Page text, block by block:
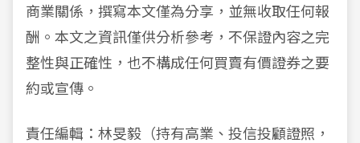
商業關係，撰寫本文僅為分享，並無收取任何報
酬。本文之資訊僅供分析參考，不保證內容之完
整性與正確性，也不構成任何買賣有價證券之要
約或宣傳。
責任編輯：林旻毅（持有高業、投信投顧證照，